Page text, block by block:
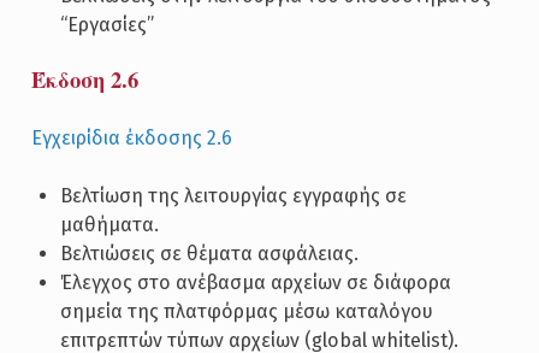
“Εργασίες”
Έκδοση 2.6
Εγχειρίδια έκδοσης 2.6
Βελτίωση της λειτουργίας εγγραφής σε
μαθήματα.
Βελτιώσεις σε θέματα ασφάλειας.
Έλεγχος στο ανέβασμα αρχείων σε διάφορα
σημεία της πλατφόρμας μέσω καταλόγου
επιτρεπτών τύπων αρχείων (global whitelist).